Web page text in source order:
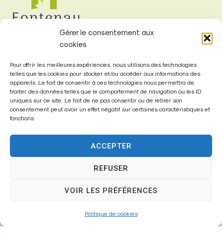
Gérer le consentement aux
cookies
Pour offrir les meilleures expériences, nous utilisons des technologies
telles que les cookies pour stocker et/ou accéder aux informations des
appareils. Le fait de consentir à ces technologies nous permettra de
traiter des données telles que le comportement de navigation ou les ID
uniques sur ce site. Le fait de ne pas consentir ou de retirer son
consentement peut avoir un effet négatif sur certaines caractéristiques et
fonctions.
ACCEPTER
REFUSER
VOIR LES PRÉFÉRENCES
Politique de cookies
Mairie de
Fontenay-Trésigny
Mairie,
01 64 25 90 67